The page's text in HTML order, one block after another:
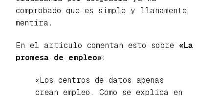
comprobado que es simple y llanamente
mentira.
En el articulo comentan esto sobre «La
promesa de empleo»:
«Los centros de datos apenas
crean empleo. Como se explica en